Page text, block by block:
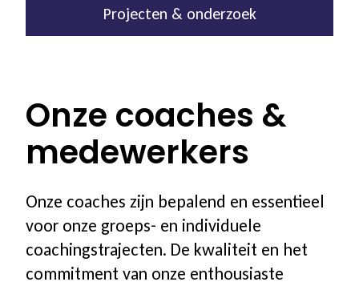
Projecten & onderzoek
Onze coaches &
medewerkers
Onze coaches zijn bepalend en essentieel
voor onze groeps- en individuele
coachingstrajecten. De kwaliteit en het
commitment van onze enthousiaste